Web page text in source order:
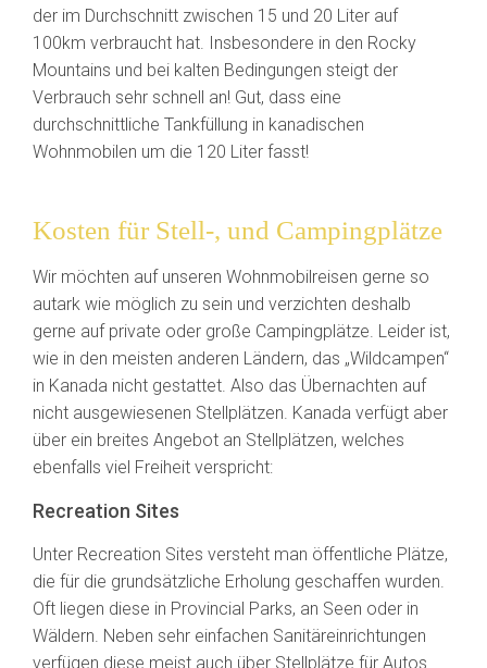
der im Durchschnitt zwischen 15 und 20 Liter auf
100km verbraucht hat. Insbesondere in den Rocky
Mountains und bei kalten Bedingungen steigt der
Verbrauch sehr schnell an! Gut, dass eine
durchschnittliche Tankfüllung in kanadischen
Wohnmobilen um die 120 Liter fasst!
Kosten für Stell-, und Campingplätze
Wir möchten auf unseren Wohnmobilreisen gerne so
autark wie möglich zu sein und verzichten deshalb
gerne auf private oder große Campingplätze. Leider ist,
wie in den meisten anderen Ländern, das „Wildcampen“
in Kanada nicht gestattet. Also das Übernachten auf
nicht ausgewiesenen Stellplätzen. Kanada verfügt aber
über ein breites Angebot an Stellplätzen, welches
ebenfalls viel Freiheit verspricht:
Recreation Sites
Unter Recreation Sites versteht man öffentliche Plätze,
die für die grundsätzliche Erholung geschaffen wurden.
Oft liegen diese in Provincial Parks, an Seen oder in
Wäldern. Neben sehr einfachen Sanitäreinrichtungen
verfügen diese meist auch über Stellplätze für Autos